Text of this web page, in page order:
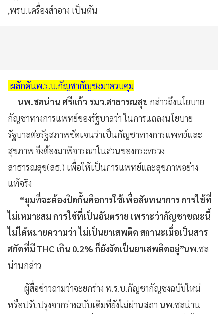
,พรบ.เครื่องสำอาง เป็นต้น
ผลักดันพ.ร.บ.กัญชากัญชงมาควบคุม
นพ.ชลน่าน ศรีแก้ว รมว.สาธารณสุข กล่าวถึงนโยบาย
กัญชาทางการแพทย์ของรัฐบาลว่า ในการแถลงนโยบาย
รัฐบาลต่อรัฐสภาพชัดเจนว่าเป็นกัญชาทางการแพทย์และ
สุขภาพ จึงต้องมาพิจารณาในส่วนของกระทรวง
สาธารณสุข(สธ.) เพื่อให้เป็นการแพทย์และสุขภาพอย่าง
แท้จริง
“มุมที่จะต้องปิดกั้นคือการใช้เพื่อสันทนาการ การใช้ที่
ไม่เหมาะสม การใช้ที่เป็นอันตราย เพราะว่ากัญชาขณะนี้
ไม่ได้หมายความว่า ไม่เป็นยาเสพติด สถานะเมื่อเป็นสาร
สกัดที่มี THC เกิน 0.2% ก็ยังจัดเป็นยาเสพติดอยู่”นพ.ชล
น่านกล่าว
ผู้สื่อข่าวถามว่าจะยกร่าง พ.ร.บ.กัญชากัญชงฉบับใหม่
หรือปรับปรุงจากร่างฉบับเดิมที่ยังไม่ผ่านสภา นพ.ชลน่าน